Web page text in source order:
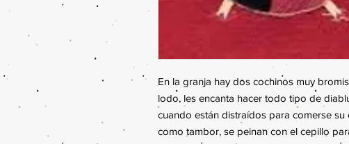
En la granja hay dos cochinos muy
lodo, les encanta hacer todo tipo de
cuando están distraídos para comerse
como tambor, se peinan con el cepillo